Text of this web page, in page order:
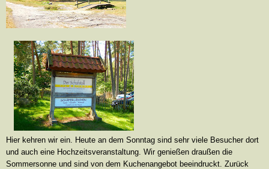
Hier kehren wir ein. Heute an dem Sonntag sind sehr viele Besucher dort
und auch eine Hochzeitsveranstaltung. Wir genießen draußen die
Sommersonne und sind von dem Kuchenangebot beeindruckt. Zurück